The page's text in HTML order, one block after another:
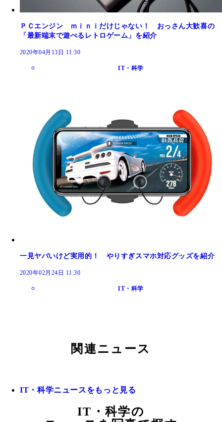
ＰＣエンジン ｍｉｎｉだけじゃない！ おっさん大歓喜の
「最新端末で遊べるレトロゲーム」を紹介
2020年04月13日 11:30
IT・科学
一見ヤバいけど実用的！ やりすぎスマホ対応グッズを紹介
2020年02月24日 11:30
IT・科学
関連ニュース
IT・科学ニュースをもっと見る
IT・科学の